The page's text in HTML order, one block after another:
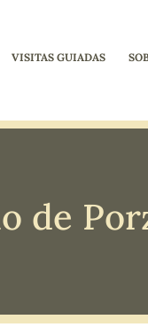
VISITAS GUIADAS
de